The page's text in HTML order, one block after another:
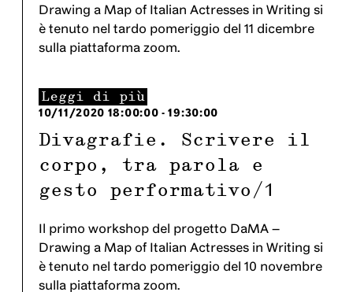
Drawing a Map of Italian Actresses in Writing si
è tenuto nel tardo pomeriggio del 11 dicembre
sulla piattaforma zoom.
Leggi di più
10/11/2020 18:00:00 -19:30:00
Divagrafie. Scrivere il
corpo, tra parola e
gesto performativo/1
Il primo workshop del progetto DaMA –
Drawing a Map of Italian Actresses in Writing si
è tenuto nel tardo pomeriggio del 10 novembre
sulla piattaforma zoom.